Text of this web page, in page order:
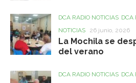
DCA RADIO NOTICIAS DCA
NOTICIAS
26 junio, 2026
La Mochila se
del verano
DCA RADIO NOTICIAS DCA